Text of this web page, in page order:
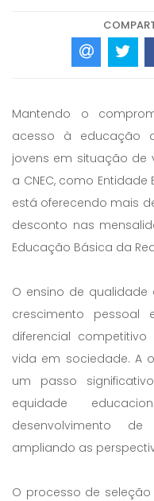
Mantendo o
acesso à educação
jovens em situação de
a CNEC, como
está oferecendo mais
desconto nas
Educação Básica da
O ensino de
crescimento pessoal
diferencial
vida em sociedade. A
um passo
equidade
desenvolvimento
ampliando as
O processo de